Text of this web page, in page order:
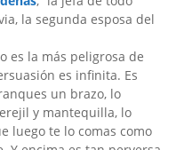
la segunda esposa del
es la más peligrosa de
es infinita. Es
un brazo, lo
y mantequilla, lo
luego te lo comas como